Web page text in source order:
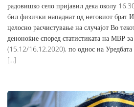
радовишко село пријавил дека околу
бил физички нападнат од неговиот брат
целосно расчистување на случајот Во
деноноќие според статистиката на МВР
(15.12/16.12.2020), по однос на Уредбата
[…]